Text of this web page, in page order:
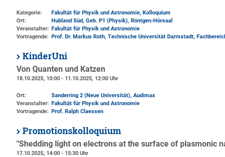
Kategorie:
Fakultät für Physik und Astronomie, Kolloquium
Ort:
Hubland Süd, Geb. P1 (Physik), Röntgen-Hörsaal
Veranstalter: Fakultät für Physik und Astronomie
Vortragende: Prof. Dr. Markus Roth, Technische Universität Darmstadt,
KinderUni
Von Quanten und Katzen
18.10.2025, 10:00 - 11.10.2025, 12:00 Uhr
Ort: Sanderring 2 (Neue Universität), Audimax
Veranstalter: Fakultät für Physik und Astronomie
Vortragende: Prof. Ralph Claessen
Promotionskolloquium
"Shedding light on electrons at the surface of plasmonic
17.10.2025, 14:00 - 15:30 Uhr